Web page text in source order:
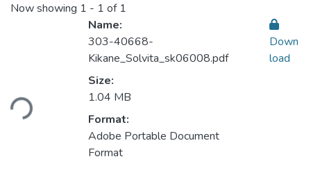
Now showing 1 - 1 of 1
Loading...
Name:
303-40668-
Kikane_Solvita_sk06008.pdf
Size:
1.04 MB
Format:
Adobe Portable Document
Format
Down
load